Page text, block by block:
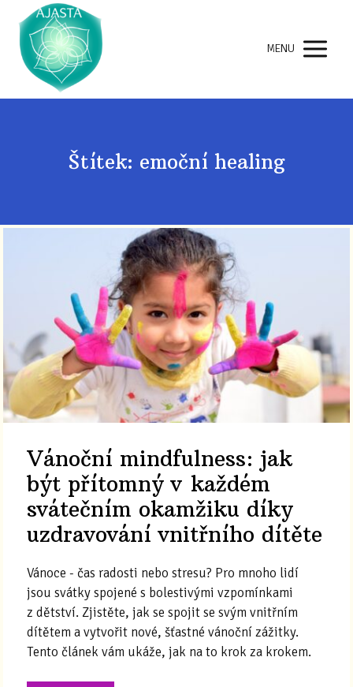
MENU
Štítek: emoční healing
Vánoční mindfulness: jak
být přítomný v každém
svátečním okamžiku díky
uzdravování vnitřního dítěte
Vánoce - čas radosti nebo stresu? Pro mnoho lidí
jsou svátky spojené s bolestivými vzpomínkami
z dětství. Zjistěte, jak se spojit se svým vnitřním
dítětem a vytvořit nové, šťastné vánoční zážitky.
Tento článek vám ukáže, jak na to krok za krokem.